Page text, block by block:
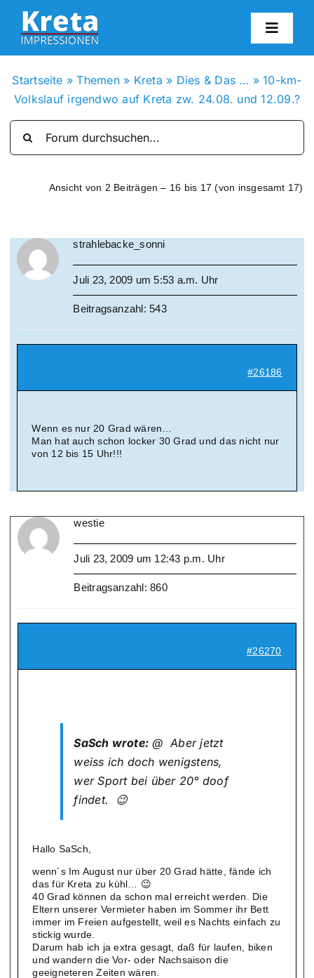
Zum
Inhalt
springen
Suche
Startseite »Themen» Kreta » Dies & Das … »10-km-
Volkslauf irgendwo auf Kreta zw. 24.08. und 12.09.?
Ansicht von 2 Beiträgen – 16 bis 17 (von insgesamt 17)
strahlebacke_sonni
Juli 23, 2009 um 5:53 a.m. Uhr
Beitragsanzahl: 543
#26186
Wenn es nur 20 Grad wären…
Man hat auch schon locker 30 Grad und das nicht nur
von 12 bis 15 Uhr!!!
westie
Juli 23, 2009 um 12:43 p.m. Uhr
Beitragsanzahl: 860
#26270
SaSch wrote: @ Aber jetzt
weiss ich doch wenigstens,
wer Sport bei über 20° doof
findet. 😉
Hallo SaSch,
wenn´s Im August nur über 20 Grad hätte, fände ich
das für Kreta zu kühl… 😉
40 Grad können da schon mal erreicht werden. Die
Eltern unserer Vermieter haben im Sommer ihr Bett
immer im Freien aufgestellt, weil es Nachts einfach zu
stickig wurde.
Darum hab ich ja extra gesagt, daß für laufen, biken
und wandern die Vor- oder Nachsaison die
geeigneteren Zeiten wären.